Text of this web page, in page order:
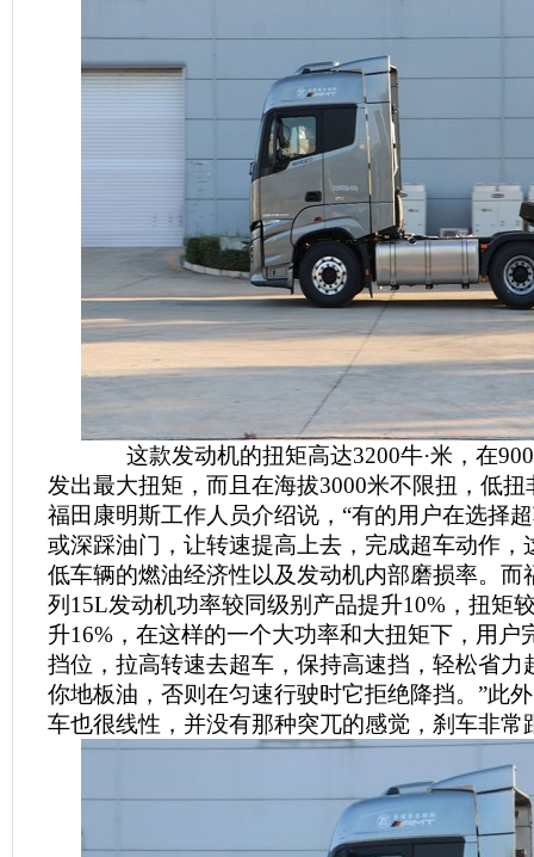
这款发动机的扭矩高达3200牛·米，在
发出最大扭矩，而且在海拔3000米不限扭，低
福田康明斯工作人员介绍说，“有的用户在选择
或深踩油门，让转速提高上去，完成超车动作，
低车辆的燃油经济性以及发动机内部磨损率。而
列15L发动机功率较同级别产品提升10%，扭矩
升16%，在这样的一个大功率和大扭矩下，用户
挡位，拉高转速去超车，保持高速挡，轻松省力
你地板油，否则在匀速行驶时它拒绝降挡。”此
车也很线性，并没有那种突兀的感觉，刹车非常